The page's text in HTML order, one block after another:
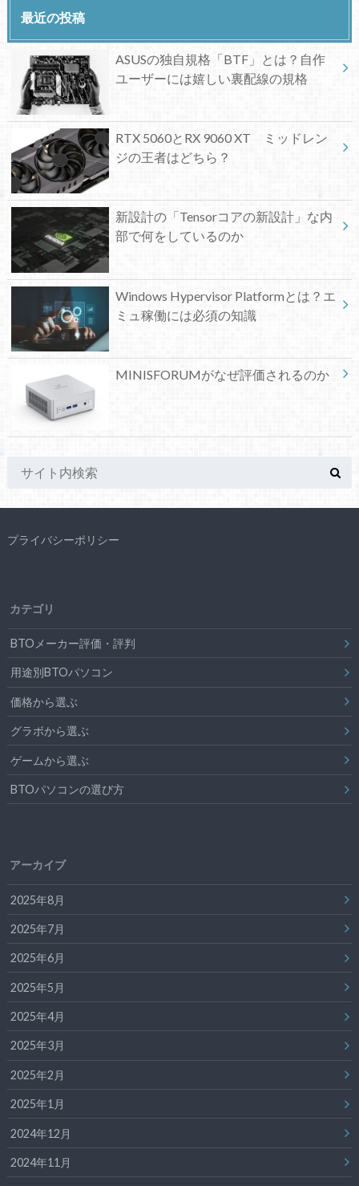
最近の投稿
ASUSの独自規格「BTF」とは？自作
ユーザーには嬉しい裏配線の規格
RTX 5060とRX 9060 XT ミッドレン
ジの王者はどちら？
新設計の「Tensorコアの新設計」な内
部で何をしているのか
Windows Hypervisor Platformとは？エ
ミュ稼働には必須の知識
MINISFORUMがなぜ評価されるのか
プライバシーポリシー
カテゴリ
BTOメーカー評価・評判
用途別BTOパソコン
価格から選ぶ
グラボから選ぶ
ゲームから選ぶ
BTOパソコンの選び方
アーカイブ
2025年8月
2025年7月
2025年6月
2025年5月
2025年4月
2025年3月
2025年2月
2025年1月
2024年12月
2024年11月